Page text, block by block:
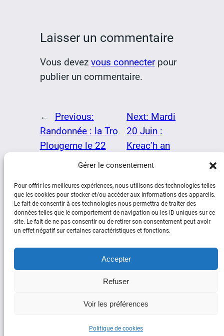
Gérer le consentement
Pour offrir les meilleures expériences, nous utilisons des technologies telles
que les cookies pour stocker et/ou accéder aux informations des appareils.
Le fait de consentir à ces technologies nous permettra de traiter des
données telles que le comportement de navigation ou les ID uniques sur ce
site. Le fait de ne pas consentir ou de retirer son consentement peut avoir
un effet négatif sur certaines caractéristiques et fonctions.
Accepter
Refuser
Voir les préférences
Politique de cookies
Laisser un commentaire
Vous devez vous connecterpour
publier un commentaire.
←
Previous:
Randonnée : la Tro
Plougerne le 22
juillet 2023
Next: Mardi
20 Juin :
Kreac’h an
avel
→
Facebook YouTube
Copyright © Plouguerneau d’Hier et